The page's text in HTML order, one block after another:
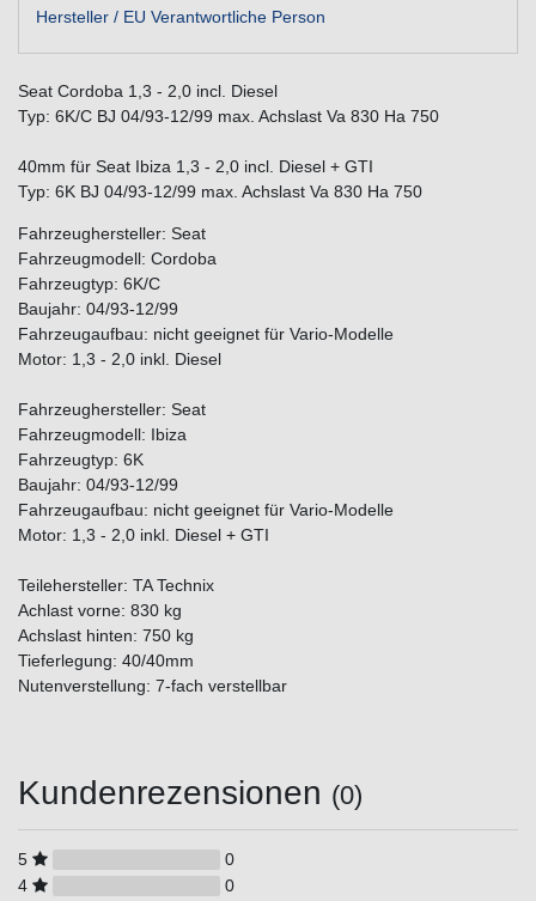
Hersteller / EU Verantwortliche Person
Seat Cordoba 1,3 - 2,0 incl. Diesel
Typ: 6K/C BJ 04/93-12/99 max. Achslast Va 830 Ha 750
40mm für Seat Ibiza 1,3 - 2,0 incl. Diesel + GTI
Typ: 6K BJ 04/93-12/99 max. Achslast Va 830 Ha 750
Fahrzeughersteller: Seat
Fahrzeugmodell: Cordoba
Fahrzeugtyp: 6K/C
Baujahr: 04/93-12/99
Fahrzeugaufbau: nicht geeignet für Vario-Modelle
Motor: 1,3 - 2,0 inkl. Diesel
Fahrzeughersteller: Seat
Fahrzeugmodell: Ibiza
Fahrzeugtyp: 6K
Baujahr: 04/93-12/99
Fahrzeugaufbau: nicht geeignet für Vario-Modelle
Motor: 1,3 - 2,0 inkl. Diesel + GTI
Teilehersteller: TA Technix
Achlast vorne: 830 kg
Achslast hinten: 750 kg
Tieferlegung: 40/40mm
Nutenverstellung: 7-fach verstellbar
Kundenrezensionen (0)
5
0
4
0